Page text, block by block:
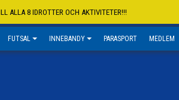
ALLA 8 IDROTTER OCH AKTIVITETER!!!
FUTSAL INNEBANDY PARASPORT MEDLEM